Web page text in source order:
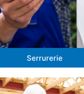
Serrurerie